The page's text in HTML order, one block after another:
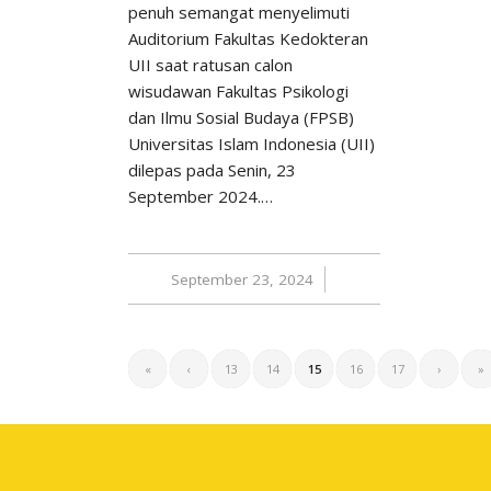
penuh semangat menyelimuti
Auditorium Fakultas Kedokteran
UII saat ratusan calon
wisudawan Fakultas Psikologi
dan Ilmu Sosial Budaya (FPSB)
Universitas Islam Indonesia (UII)
dilepas pada Senin, 23
September 2024.…
September 23, 2024
/
« ‹ 13 14 15 16 17 › »